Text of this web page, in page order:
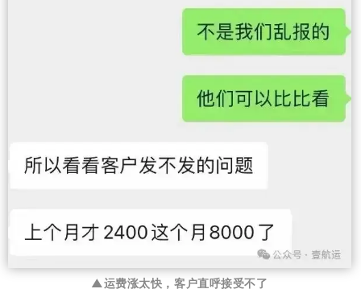
▲运费涨太快，客户直呼接受不了